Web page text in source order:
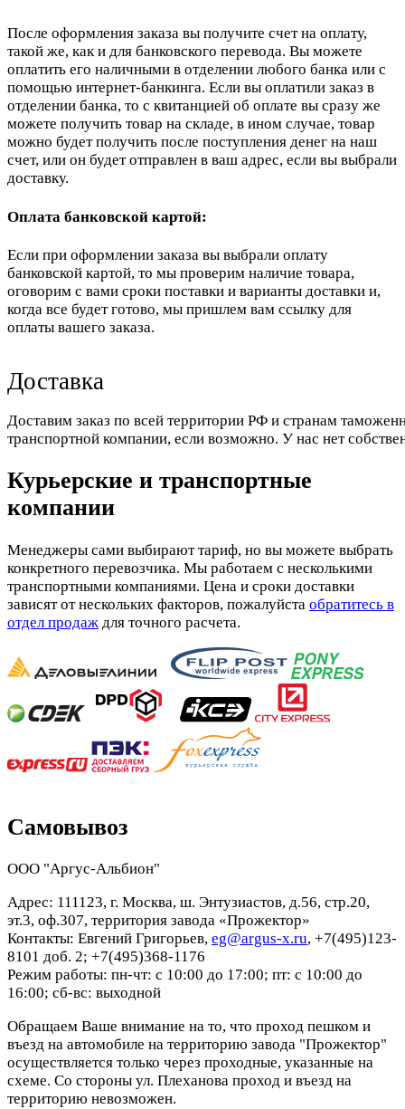
После оформления заказа вы получите счет на оплату,
такой же, как и для банковского перевода. Вы можете
оплатить его наличными в отделении любого банка или с
помощью интернет-банкинга. Если вы оплатили заказ в
отделении банка, то с квитанцией об оплате вы сразу же
можете получить товар на складе, в ином случае, товар
можно будет получить после поступления денег на наш
счет, или он будет отправлен в ваш адрес, если вы выбрали
доставку.
Оплата банковской картой:
Если при оформлении заказа вы выбрали оплату
банковской картой, то мы проверим наличие товара,
оговорим с вами сроки поставки и варианты доставки и,
когда все будет готово, мы пришлем вам ссылку для
оплаты вашего заказа.
Доставка
Доставим заказ по всей территории РФ и странам
транспортной компании, если возможно. У нас нет
Курьерские и транспортные
компании
Менеджеры сами выбирают тариф, но вы можете выбрать
конкретного перевозчика. Мы работаем с несколькими
транспортными компаниями. Цена и сроки доставки
зависят от нескольких факторов, пожалуйста обратитесь в
отдел продаж для точного расчета.
Самовывоз
ООО "Аргус-Альбион"
Адрес: 111123, г. Москва, ш. Энтузиастов, д.56, стр.20,
эт.3, оф.307, территория завода «Прожектор»
Контакты: Евгений Григорьев, eg@argus-x.ru, +7(495)123-
8101 доб. 2; +7(495)368-1176
Режим работы: пн-чт: с 10:00 до 17:00; пт: с 10:00 до
16:00; сб-вс: выходной
Обращаем Ваше внимание на то, что проход пешком и
въезд на автомобиле на территорию завода "Прожектор"
осуществляется только через проходные, указанные на
схеме. Со стороны ул. Плеханова проход и въезд на
территорию невозможен.